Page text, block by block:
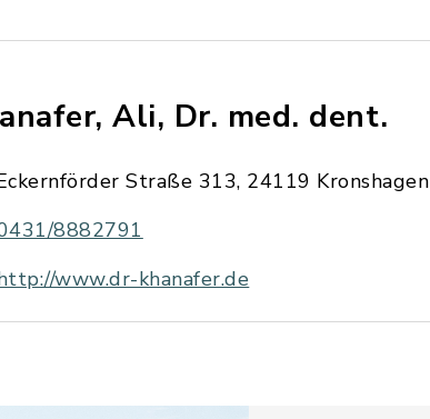
Ali, Dr. med. dent.
Straße 313, 24119 Kronshagen
8882791
www.dr-khanafer.de